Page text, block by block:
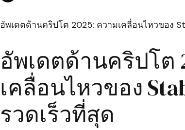
อัพเดตด้านคริปโต 2025: ความเคลื่อนไหวของ
อัพเดตด้านคริปโต
เคลื่อนไหวของ
รวดเร็วที่สุด